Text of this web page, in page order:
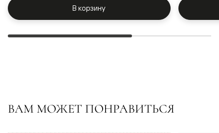
В корзину
ВАМ МОЖЕТ ПОНРАВИТЬСЯ